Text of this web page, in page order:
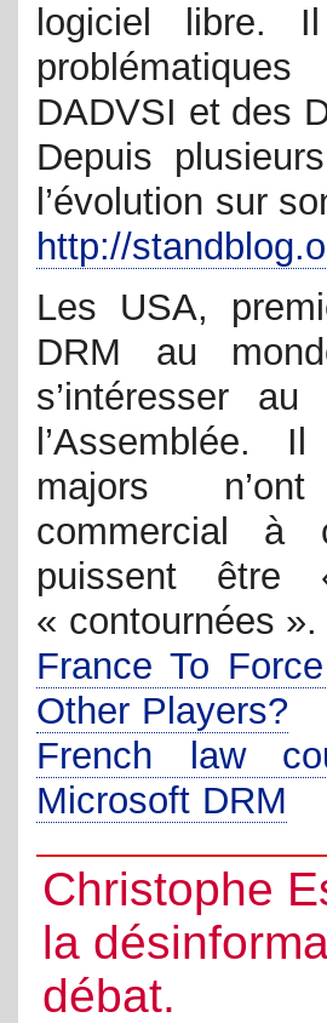
logiciel libre.
DADVSI et des
Depuis
l’évolution sur
http://
Les USA,
DRM au
s’intéresser
l’Assemblée.
majors
commercial
puissent
« contournées ».
France To
Other Players?
French law
Microsoft DRM
Christophe
la
débat.